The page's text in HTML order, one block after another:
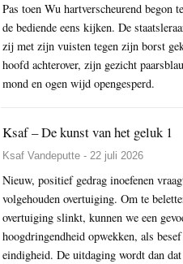
Pas toen Wu hartverscheurend begon
de bediende eens kijken. De
zij met zijn vuisten tegen zijn borst
hoofd achterover, zijn gezicht
mond en ogen wijd opengesperd.
Ksaf – De kunst van het geluk 1
Ksaf Vandeputte - 22 juli 2026
Nieuw, positief gedrag inoefenen
volgehouden overtuiging. Om te
overtuiging slinkt, kunnen we een
hoogdringendheid opwekken, als
eindigheid. De uitdaging wordt dan